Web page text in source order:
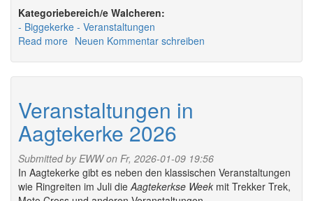
external)
Walcheren:
Biggekerke
Veranstaltungen
Read more about
Neuen Kommentar schreiben
Veranstaltungen in
Aagtekerke 2026
Submitted byEWWon Fr, 2026-01-09 19:56
In Aagtekerke gibt es neben den klassischen Veranstaltungen
wie Ringreiten im Juli dieAagtekerkse Week mit Trekker Trek,